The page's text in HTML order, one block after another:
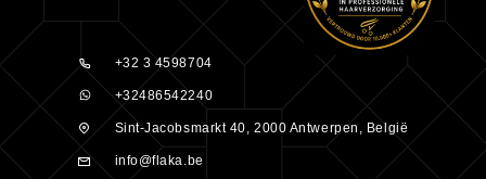
+32 3 4598704
+32486542240
Sint-Jacobsmarkt 40, 2000 Antwerpen, België
info@flaka.be